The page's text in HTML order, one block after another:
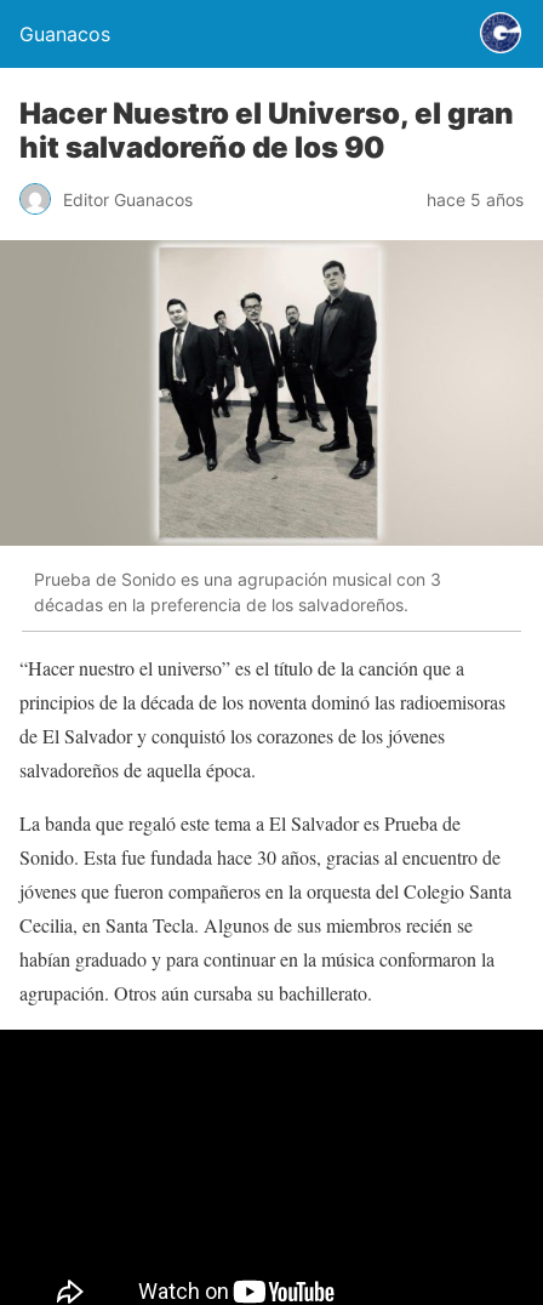
Guanacos
Hacer Nuestro el Universo, el gran
hit salvadoreño de los 90
Editor Guanacos hace 5 años
Prueba de Sonido es una agrupación musical con 3
décadas en la preferencia de los salvadoreños.
“Hacer nuestro el universo” es el título de la canción que a
principios de la década de los noventa dominó las radioemisoras
de El Salvador y conquistó los corazones de los jóvenes
salvadoreños de aquella época.
La banda que regaló este tema a El Salvador es Prueba de
Sonido. Esta fue fundada hace 30 años, gracias al encuentro de
jóvenes que fueron compañeros en la orquesta del Colegio Santa
Cecilia, en Santa Tecla. Algunos de sus miembros recién se
habían graduado y para continuar en la música conformaron la
agrupación. Otros aún cursaba su bachillerato.